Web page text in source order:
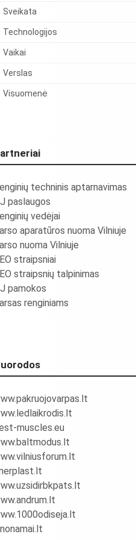
Sveikata
Technologijos
Vaikai
Verslas
Visuomenė
techninis aptarnavimas
paslaugos
vedėjai
aparatūros nuoma Vilniuje
nuoma Vilniuje
straipsniai
straipsnių talpinimas
pamokos
renginiams
muscles.eu